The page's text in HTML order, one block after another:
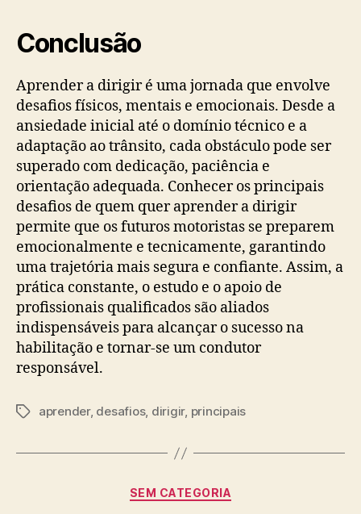
Conclusão
Aprender a dirigir é uma jornada que envolve
desafios físicos, mentais e emocionais. Desde a
ansiedade inicial até o domínio técnico e a
adaptação ao trânsito, cada obstáculo pode ser
superado com dedicação, paciência e
orientação adequada. Conhecer os principais
desafios de quem quer aprender a dirigir
permite que os futuros motoristas se preparem
emocionalmente e tecnicamente, garantindo
uma trajetória mais segura e confiante. Assim, a
prática constante, o estudo e o apoio de
profissionais qualificados são aliados
indispensáveis para alcançar o sucesso na
habilitação e tornar-se um condutor
responsável.
Tagsaprender, desafios, dirigir, principais
Categorias
SEM CATEGORIA